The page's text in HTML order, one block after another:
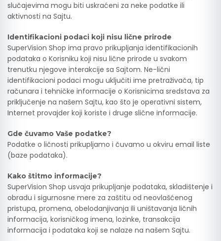
slučajevima mogu biti uskraćeni za neke podatke ili
aktivnosti na Sajtu.
Identifikacioni podaci koji nisu lične prirode
SuperVision Shop ima pravo prikupljanja identifikacionih
podataka o Korisniku koji nisu lične prirode u svakom
trenutku njegove interakcije sa Sajtom. Ne-lični
identifikacioni podaci mogu uključiti ime pretraživača, tip
računara i tehničke informacije o Korisnicima sredstava za
priključenje na našem Sajtu, kao što je operativni sistem,
Internet provajder koji koriste i druge slične informacije.
Gde čuvamo Vaše podatke?
Podatke o ličnosti prikupljamo i čuvamo u okviru email liste
(baze podataka).
Kako štitmo informacije?
SuperVision Shop usvaja prikupljanje podataka, skladištenje i
obradu i sigurnosne mere za zaštitu od neovlašćenog
pristupa, promena, obelodanjivanja ili uništavanja ličnih
informacija, korisničkog imena, lozinke, transakcija
informacija i podataka koji se nalaze na našem Sajtu.